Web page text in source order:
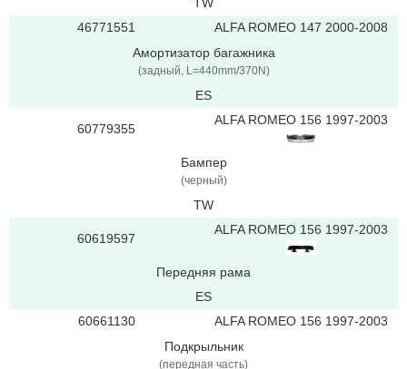
46771551
ALFA ROMEO 147 2000-2008
Амортизатор багажника
(задный, L=440mm/370N)
ES
60779355
ALFA ROMEO 156 1997-2003
Бампер
(черный)
TW
60619597
ALFA ROMEO 156 1997-2003
Передняя рама
ES
60661130
ALFA ROMEO 156 1997-2003
Подкрыльник
(передная часть)